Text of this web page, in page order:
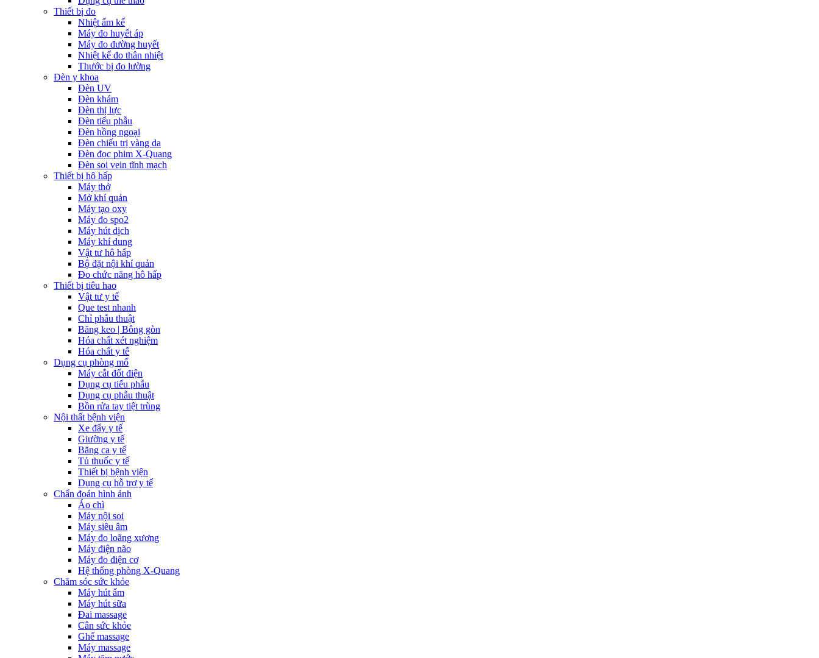
Thiết bị đo
Nhiệt ẩm kế
Máy đo huyết áp
Máy đo đường huyết
Nhiệt kế đo thân nhiệt
Thước bị đo lường
Đèn y khoa
Đèn UV
Đèn khám
Đèn thị lực
Đèn tiểu phẫu
Đèn hồng ngoại
Đèn chiếu trị vàng da
Đèn đọc phim X-Quang
Đèn soi vein tĩnh mạch
Thiết bị hô hấp
Máy thở
Mở khí quản
Máy tạo oxy
Máy đo spo2
Máy hút dịch
Máy khí dung
Vật tư hô hấp
Bộ đặt nội khí quản
Đo chức năng hô hấp
Thiết bị tiêu hao
Vật tư y tế
Que test nhanh
Chỉ phẫu thuật
Băng keo | Bông gòn
Hóa chất xét nghiệm
Hóa chất y tế
Dụng cụ phòng mổ
Máy cắt đốt điện
Dụng cụ tiểu phẫu
Dụng cụ phẫu thuật
Bồn rửa tay tiệt trùng
Nội thất bệnh viện
Xe đẩy y tế
Giường y tế
Băng ca y tế
Tủ thuốc y tế
Thiết bị bệnh viện
Dụng cụ hỗ trợ y tế
Chẩn đoán hình ảnh
Áo chì
Máy nội soi
Máy siêu âm
Máy đo loãng xương
Máy điện não
Máy đo điện cơ
Hệ thống phòng X-Quang
Chăm sóc sức khỏe
Máy hút ẩm
Máy hút sữa
Đai massage
Cân sức khỏe
Ghế massage
Máy massage